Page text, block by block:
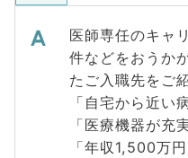
医師専任のキャ
件などをおうか
たご入職先をご
「自宅から近い
「医療機器が充
「年収1,500万